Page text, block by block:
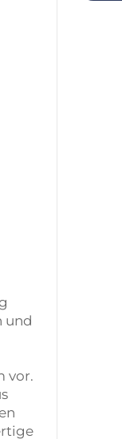
und
vor.